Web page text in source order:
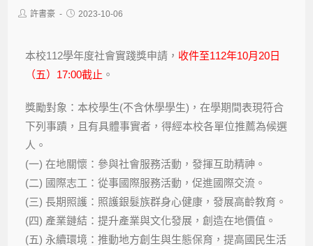
許書豪 2023-10-06
本校112學年度社會實踐獎申請， 收件至112年10月20日
（五）17:00截止 。
獎勵對象：本校學生(不含休學學生)，在學期間表現符合
下列事蹟，且有具體事實者，得經本校各單位推薦為候選
人。
(一) 在地關懷：參與社會服務活動，發揮互助精神。
(二) 國際志工：從事國際服務活動，促進國際交流。
(三) 長期照護：照護銀髮族群身心健康，發展高齡教育。
(四) 產業鏈結：提升產業與文化發展，創造在地價值。
(五) 永續環境：推動地方創生與生態保育，提高國民生活